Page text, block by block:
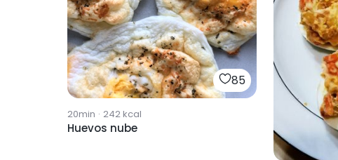
85
20min · 242kcal
Huevos nube